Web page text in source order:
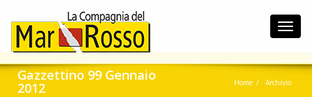
Gazzettino 99 Gennaio
2012 Home Archivio